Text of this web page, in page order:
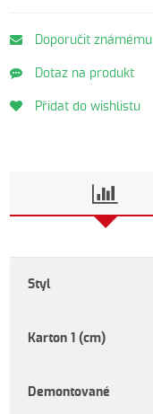
Doporučit známému
Dotaz na produkt
Přidat do wishlistu
Styl
Karton 1 (cm)
Demontované